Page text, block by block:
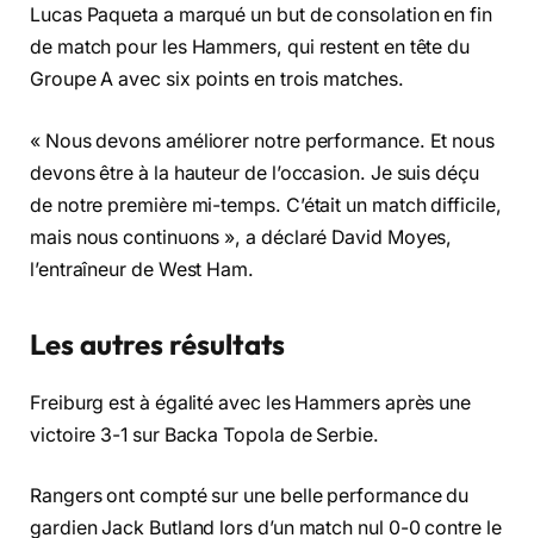
Lucas Paqueta a marqué un but de consolation en fin
de match pour les Hammers, qui restent en tête du
Groupe A avec six points en trois matches.
« Nous devons améliorer notre performance. Et nous
devons être à la hauteur de l’occasion. Je suis déçu
de notre première mi-temps. C’était un match difficile,
mais nous continuons », a déclaré David Moyes,
l’entraîneur de West Ham.
Les autres résultats
Freiburg est à égalité avec les Hammers après une
victoire 3-1 sur Backa Topola de Serbie.
Rangers ont compté sur une belle performance du
gardien Jack Butland lors d’un match nul 0-0 contre le